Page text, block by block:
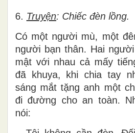
6. Truyện: Chiếc đèn lồng.
Có một người mù, một
người bạn thân. Hai
mật với nhau cả mấy
đã khuya, khi chia tay
sáng mắt tặng anh một
đi đường cho an toàn.
nói: